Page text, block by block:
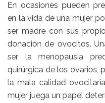
En ocasiones pueden
en la vida de una mujer
ser madre con sus
donación de ovocitos.
ser la menopausia
quirúrgica de los ovarios,
la mala calidad
mujer juega un papel